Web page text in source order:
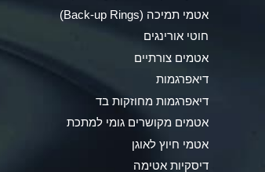
Ammonia Gas (hot)
Ammonium Carbonate (Aqueous)
Ammonium Chloride (Aqueous)
Ammonium Hydroxide (conc.)
Ammonium Nitrate (Aqueous)
אטמי תמיכה (Back-up Rings)
חוטי אורינגים
אטמים צורתיים
דיאפרגמות
דיאפרגמות מחוזקות בד
אטמים מקושרים גומי למתכת
אטמי חיוץ לאוגן
דיסקיות אטימה